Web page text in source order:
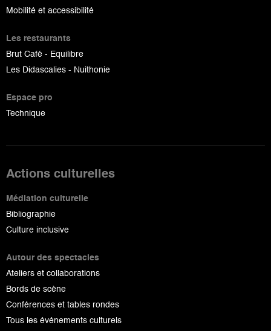
Mobilité et accessibilité
Les restaurants
Brut Café - Equilibre
Les Didascalies - Nuithonie
Espace pro
Technique
Actions culturelles
Médiation culturelle
Bibliographie
Culture inclusive
Autour des spectacles
Ateliers et collaborations
Bords de scène
Conférences et tables rondes
Tous les événements culturels